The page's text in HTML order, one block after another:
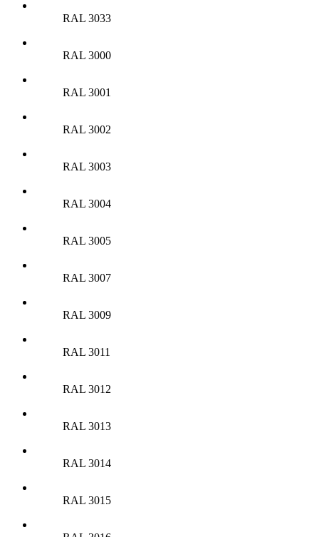
RAL 3033
RAL 3000
RAL 3001
RAL 3002
RAL 3003
RAL 3004
RAL 3005
RAL 3007
RAL 3009
RAL 3011
RAL 3012
RAL 3013
RAL 3014
RAL 3015